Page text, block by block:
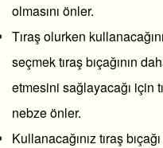
olmasını önler.
Tıraş olurken
seçmek tıraş bıçağının
etmesini sağlayacağı için
nebze önler.
Kullanacağınız tıraş